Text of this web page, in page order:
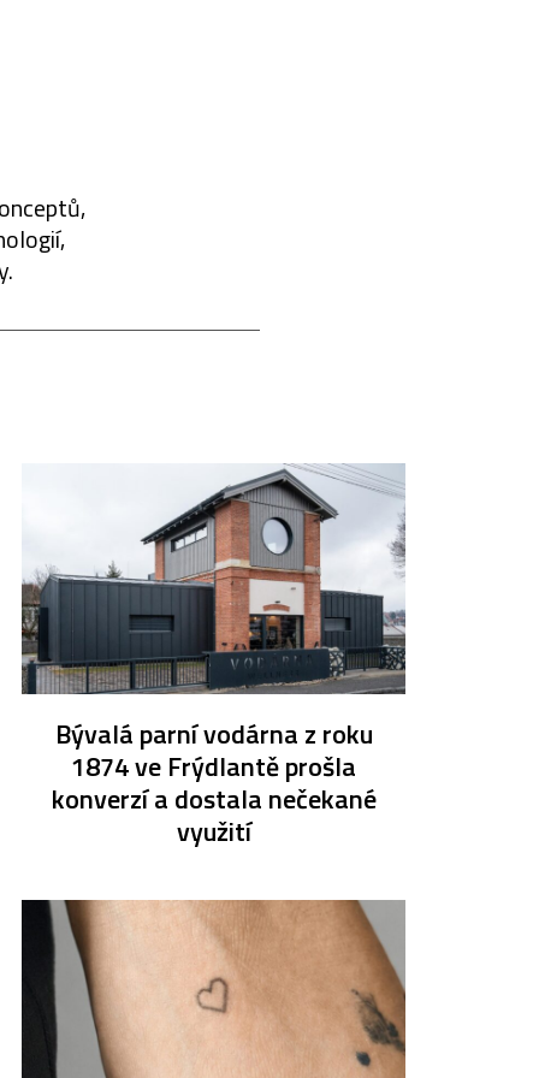
Bývalá parní vodárna z roku
1874 ve Frýdlantě prošla
konverzí a dostala nečekané
využití